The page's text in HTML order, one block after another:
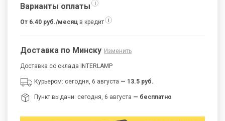
Варианты оплаты i
От 6.40 руб./месяц в кредит i
Доставка по Минску Изменить
Доставка со склада INTERLAMP
Курьером: сегодня, 6 августа — 13.5 руб.
Пункт выдачи: сегодня, 6 августа — бесплатно